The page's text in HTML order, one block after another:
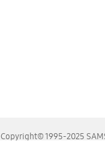
Copyright© 1995-2025